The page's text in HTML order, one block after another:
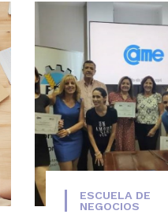
ESCUELA DE
NEGOCIOS